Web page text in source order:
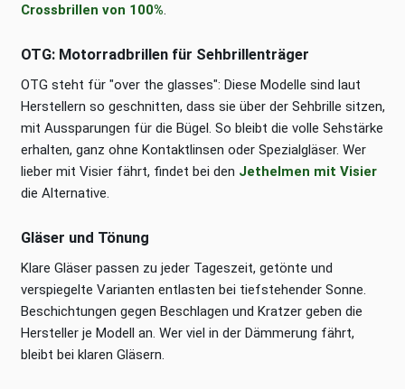
Crossbrillen von 100%
OTG: Motorradbrillen für Sehbrillenträger
OTG steht für "over the glasses": Diese Modelle sind laut
Herstellern so geschnitten, dass sie über der Sehbrille sitzen,
mit Aussparungen für die Bügel. So bleibt die volle Sehstärke
erhalten, ganz ohne Kontaktlinsen oder Spezialgläser. Wer
lieber mit Visier fährt, findet bei den Jethelmen mit Visier
die Alternative.
Gläser und Tönung
Klare Gläser passen zu jeder Tageszeit, getönte und
verspiegelte Varianten entlasten bei tiefstehender Sonne.
Beschichtungen gegen Beschlagen und Kratzer geben die
Hersteller je Modell an. Wer viel in der Dämmerung fährt,
bleibt bei klaren Gläsern.